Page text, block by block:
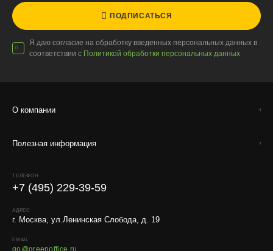
ПОДПИСАТЬСЯ
Я даю согласие на обработку введенных персональных данных в
соответствии с Политикой обработки персональных данных
О компании
Полезная информация
ТЕЛЕФОН
+7 (495) 229-39-59
АДРЕС
г. Москва, ул.Ленинская Слобода, д. 19
EMAIL
go@greenoffice.ru